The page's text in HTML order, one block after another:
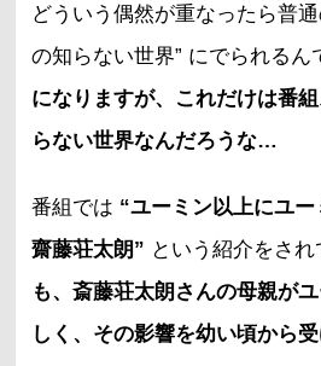
どういう偶然が重なったら普
の知らない世界” にでられるん
になりますが、これだけは番
らない世界なんだろうな…
番組では “ユーミン以上にユー
齋藤荘太朗” という紹介をされ
も、斎藤荘太朗さんの母親が
しく、その影響を幼い頃から受